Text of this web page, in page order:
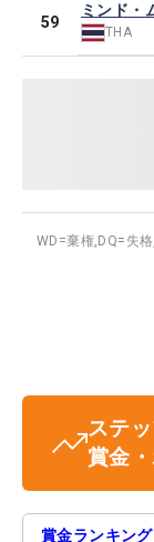
59
ミンド・
THA
WD=棄権, DQ=失格,
ステ
賞金
賞金ランキング